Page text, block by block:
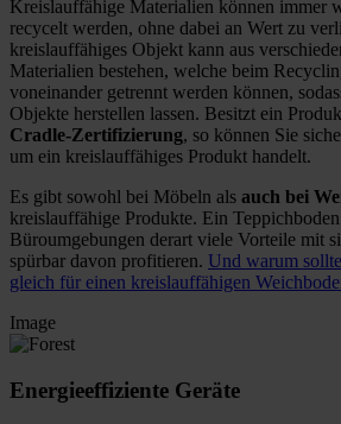
Kreislauffähige Materialien können immer
recycelt werden, ohne dabei an Wert zu
kreislauffähiges Objekt kann aus
Materialien bestehen, welche beim
voneinander getrennt werden können,
Objekte herstellen lassen. Besitzt ein
Cradle-Zertifizierung, so können Sie
um ein kreislauffähiges Produkt handelt.
Es gibt sowohl bei Möbeln als auch bei
kreislauffähige Produkte. Ein
Büroumgebungen derart viele Vorteile mit
spürbar davon profitieren. Und warum
gleich für einen kreislauffähigen
Image
Energieeffiziente Geräte